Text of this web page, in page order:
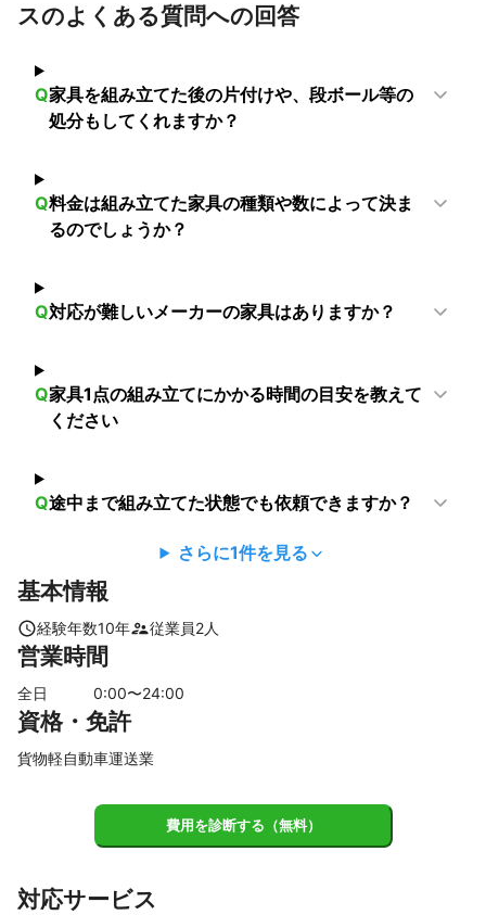
【奈良県】
河合町
三宅町
生駒市 大和郡山市 御所市
田原本町
桜井市
山添村
東吉野村 天川村 野迫川村 曽爾村
川上村
御杖村
十津川村 上北山村
橋本市
高野町
紀美野町 和歌山市 海南市
有田川町
【三重県 】
名張市 伊賀市
精華町
大山崎町
久御山町 長岡京市 笠置町
向日市
【兵庫県】
尼崎市 伊丹市 芦屋市
宝塚市
猪名川町
稲美町
丹波篠山市
加古川市
洲本市
【滋賀県 】
スのよくある質問への回答
Q家具を組み立てた後の片付けや、段ボール等の
処分もしてくれますか？
Q料金は組み立てた家具の種類や数によって決ま
るのでしょうか？
Q対応が難しいメーカーの家具はありますか？
Q家具1点の組み立てにかかる時間の目安を教えて
ください
Q途中まで組み立てた状態でも依頼できますか？
さらに1件を見る
基本情報
経験年数10年 従業員2人
営業時間
全日 0:00〜24:00
資格・免許
貨物軽自動車運送業
費用を診断する（無料）
対応サービス